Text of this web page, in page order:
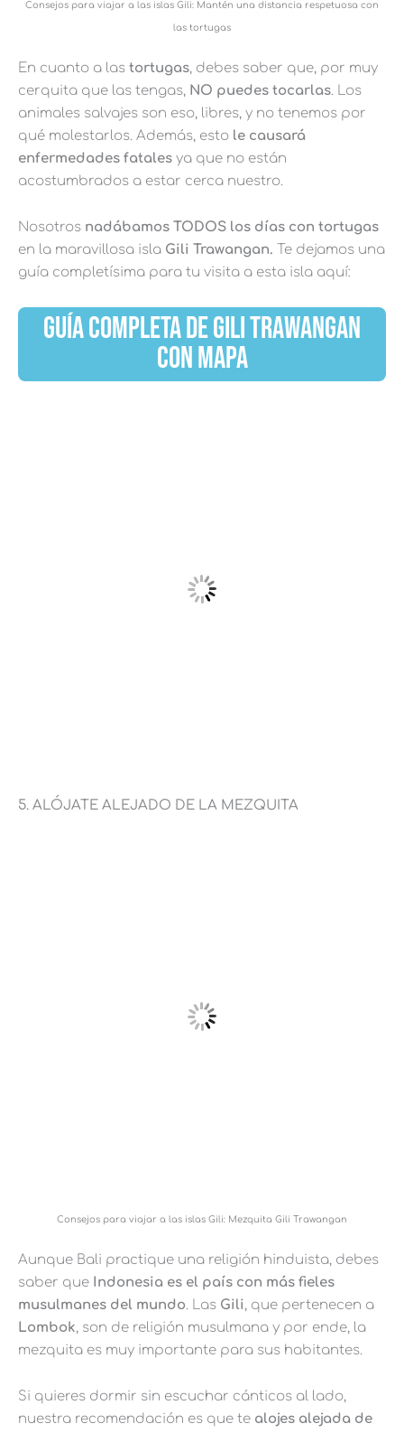
Consejos para viajar a las islas Gili: Mantén una distancia respetuosa con
las tortugas
En cuanto a las tortugas, debes saber que, por muy
cerquita que las tengas, NO puedes tocarlas. Los
animales salvajes son eso, libres, y no tenemos por
qué molestarlos. Además, esto le causará
enfermedades fatales ya que no están
acostumbrados a estar cerca nuestro.
Nosotros nadábamos TODOS los días con tortugas
en la maravillosa isla Gili Trawangan. Te dejamos una
guía completísima para tu visita a esta isla aquí:
GUÍA COMPLETA DE GILI TRAWANGAN
CON MAPA
5. ALÓJATE ALEJADO DE LA MEZQUITA
Consejos para viajar a las islas Gili: Mezquita Gili Trawangan
Aunque Bali practique una religión hinduista, debes
saber que Indonesia es el país con más fieles
musulmanes del mundo. Las Gili, que pertenecen a
Lombok, son de religión musulmana y por ende, la
mezquita es muy importante para sus habitantes.
Si quieres dormir sin escuchar cánticos al lado,
nuestra recomendación es que te alojes alejada de